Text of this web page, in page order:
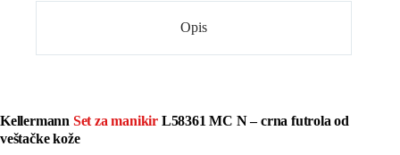
Opis
Kellermann Set za manikir L58361 MC N – crna futrola od
veštačke kože